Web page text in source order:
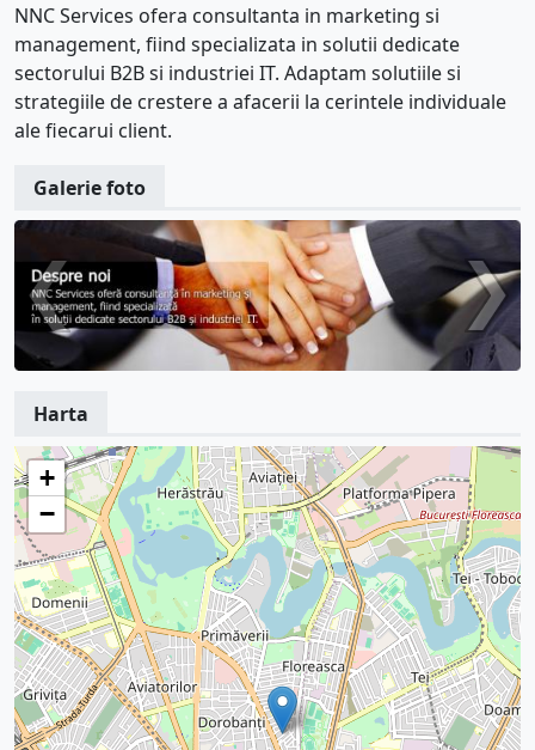
NNC Services ofera consultanta in marketing si
management, fiind specializata in solutii dedicate
sectorului B2B si industriei IT. Adaptam solutiile si
strategiile de crestere a afacerii la cerintele individuale
ale fiecarui client.
Galerie foto
Harta
+
−